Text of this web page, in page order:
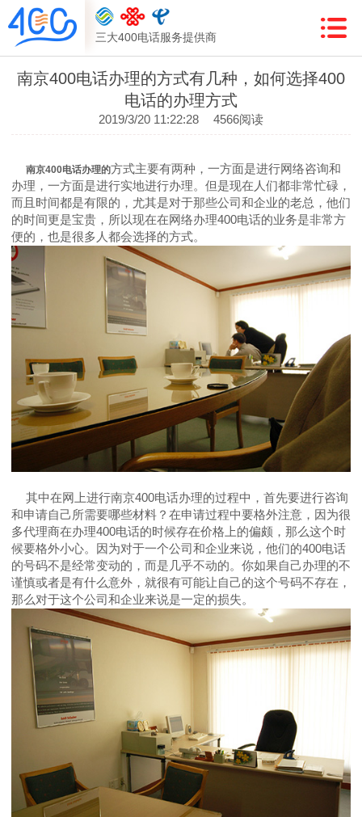
三大400电话服务提供商
南京400电话办理的方式有几种，如何选择400
电话的办理方式
2019/3/20 11:22:28 4566阅读
南京400电话办理的方式主要有两种，一方面是进行网络咨询和
办理，一方面是进行实地进行办理。但是现在人们都非常忙碌，
而且时间都是有限的，尤其是对于那些公司和企业的老总，他们
的时间更是宝贵，所以现在在网络办理400电话的业务是非常方
便的，也是很多人都会选择的方式。
其中在网上进行南京400电话办理的过程中，首先要进行咨询
和申请自己所需要哪些材料？在申请过程中要格外注意，因为很
多代理商在办理400电话的时候存在价格上的偏颇，那么这个时
候要格外小心。因为对于一个公司和企业来说，他们的400电话
的号码不是经常变动的，而是几乎不动的。你如果自己办理的不
谨慎或者是有什么意外，就很有可能让自己的这个号码不存在，
那么对于这个公司和企业来说是一定的损失。